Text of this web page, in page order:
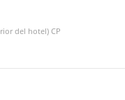
del hotel) CP